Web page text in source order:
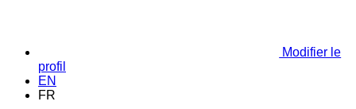
Modifier le
profil
EN
FR